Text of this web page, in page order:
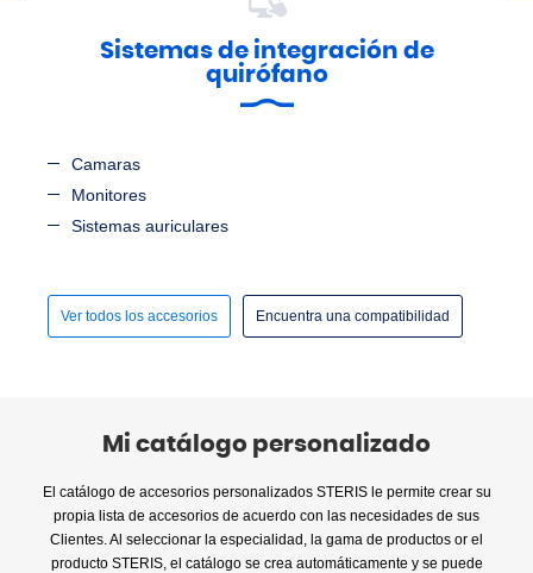
Sistemas de integración de
quirófano
Camaras
Monitores
Sistemas auriculares
Ver todos los accesorios Encuentra una compatibilidad
Mi catálogo personalizado
El catálogo de accesorios personalizados STERIS le permite crear su
propia lista de accesorios de acuerdo con las necesidades de sus
Clientes. Al seleccionar la especialidad, la gama de productos or el
producto STERIS, el catálogo se crea automáticamente y se puede